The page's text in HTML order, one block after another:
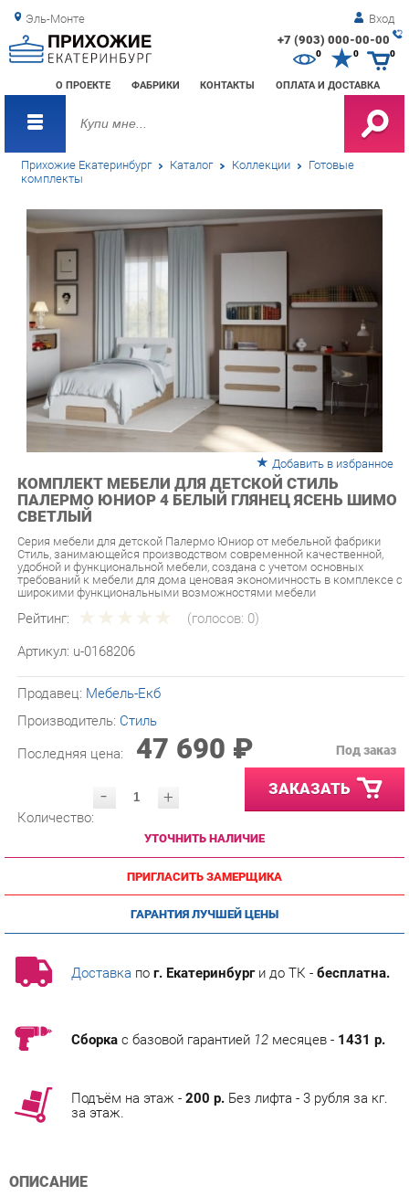
Эль-Монте Вход
+7 (903) 000-00-00
О ПРОЕКТЕ ФАБРИКИ КОНТАКТЫ ОПЛАТА И ДОСТАВКА
0 0
Прихожие Екатеринбург Каталог Коллекции Готовые
комплекты
Добавить в избранное
КОМПЛЕКТ МЕБЕЛИ ДЛЯ ДЕТСКОЙ СТИЛЬ
ПАЛЕРМО ЮНИОР 4 БЕЛЫЙ ГЛЯНЕЦ ЯСЕНЬ ШИМО
СВЕТЛЫЙ
Серия мебели для детской Палермо Юниор от мебельной фабрики
удобной и функциональной мебели, создана с учетом основных
требований к мебели для дома ценовая экономичность в комплексе с
широкими функциональными возможностями мебели
Рейтинг: (голосов:0)
Артикул: u-0168206
Производитель:Стиль
Последняя цена: 47 690 ₽
- ЗАКАЗАТЬ
УТОЧНИТЬ НАЛИЧИЕ
ПРИГЛАСИТЬ ЗАМЕРЩИКА
ГАРАНТИЯ ЛУЧШЕЙ ЦЕНЫ
Доставкапог. Екатеринбурги до ТК -бесплатна.
фабрики Стиль, занимающейся производством современной